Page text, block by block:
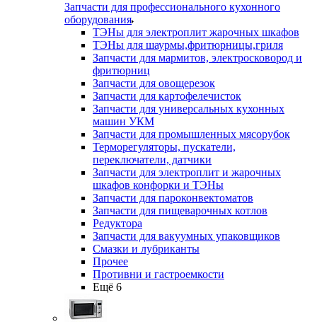
Запчасти для профессионального кухонного
оборудования
ТЭНы для электроплит жарочных шкафов
ТЭНы для шаурмы,фритюрницы,гриля
Запчасти для мармитов, электросковород и
фритюрниц
Запчасти для овощерезок
Запчасти для картофелечисток
Запчасти для универсальных кухонных
машин УКМ
Запчасти для промышленных мясорубок
Терморегуляторы, пускатели,
переключатели, датчики
Запчасти для электроплит и жарочных
шкафов конфорки и ТЭНы
Запчасти для пароконвектоматов
Запчасти для пищеварочных котлов
Редуктора
Запчасти для вакуумных упаковщиков
Смазки и лубриканты
Прочее
Противни и гастроемкости
Ещё 6